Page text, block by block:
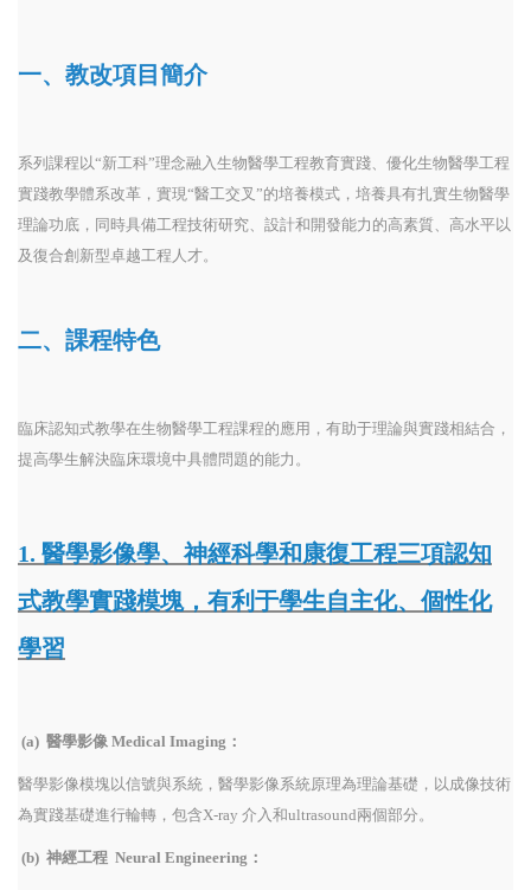
一、教改項目簡介
系列課程以“新工科”理念融入生物醫學工程教育實踐、優化生物醫學工程
實踐教學體系改革，實現“醫工交叉”的培養模式，培養具有扎實生物醫學
理論功底，同時具備工程技術研究、設計和開發能力的高素質、高水平以
及復合創新型卓越工程人才。
二、課程特色
臨床認知式教學在生物醫學工程課程的應用，有助于理論與實踐相結合，
提高學生解決臨床環境中具體問題的能力。
1. 醫學影像學、神經科學和康復工程三項認知
式教學實踐模塊，有利于學生自主化、個性化
學習
(a) 醫學影像 Medical Imaging：
醫學影像模塊以信號與系統，醫學影像系統原理為理論基礎，以成像技術
為實踐基礎進行輪轉，包含X-ray 介入和ultrasound兩個部分。
(b) 神經工程 Neural Engineering：